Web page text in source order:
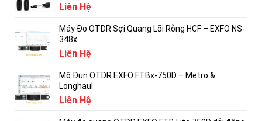
Liên Hệ
Máy Đo OTDR Sợi Quang Lõi Rỗng HCF – EXFO NS-
348x
Liên Hệ
Mô Đun OTDR EXFO FTBx-750D – Metro &
Longhaul
Liên Hệ